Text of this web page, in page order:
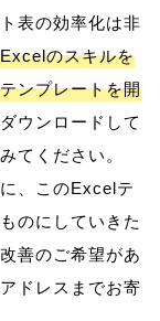
表の効率化は非
のスキルを
ンプレートを開
ウンロードして
てください。
、このExcelテ
のにしていきた
善のご希望があ
ドレスまでお寄